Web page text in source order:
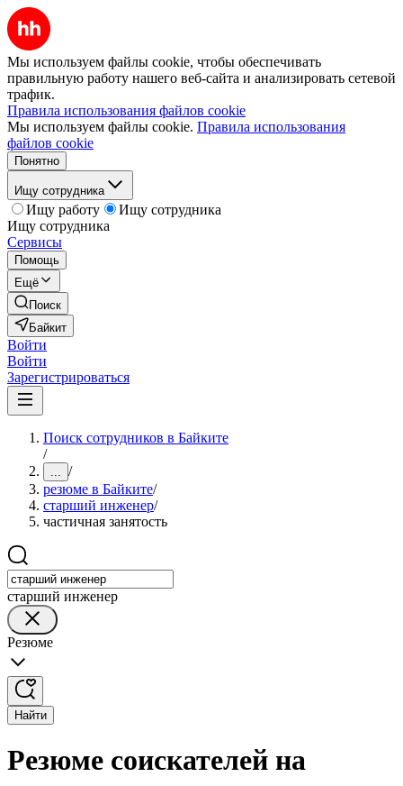
Мы используем файлы cookie, чтобы обеспечивать
правильную работу нашего веб-сайта и анализировать сетевой
трафик.
Правила использования файлов cookie
Мы используем файлы cookie. Правила использования
файлов cookie
Понятно
Ищу сотрудника
Ищу работу
Ищу сотрудника
Ищу сотрудника
Сервисы
Помощь
Ещё
Поиск
Байкит
Войти
Войти
Зарегистрироваться
Поиск сотрудников в Байките
/
... /
резюме в Байките/
старший инженер/
частичная занятость
старший инженер
Резюме
Найти
Резюме соискателей на